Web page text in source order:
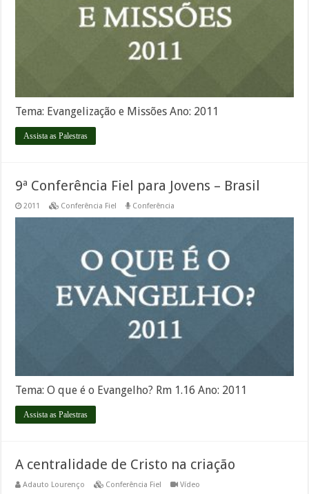
Tema: Evangelização e Missões Ano: 2011
Assista as Palestras
9ª Conferência Fiel para Jovens – Brasil
2011 Conferência Fiel Conferência
Tema: O que é o Evangelho? Rm 1.16 Ano: 2011
Assista as Palestras
A centralidade de Cristo na criação
Adauto Lourenço Conferência Fiel Vídeo